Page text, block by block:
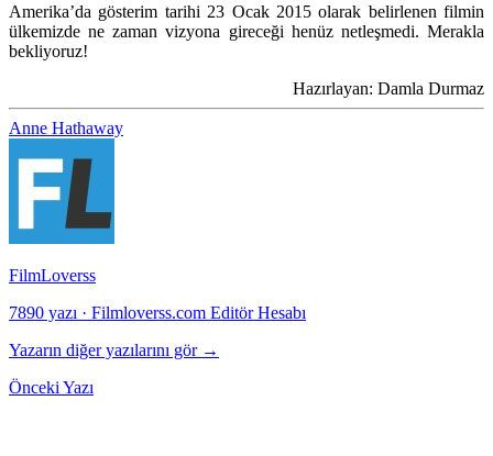
Amerika’da gösterim tarihi 23 Ocak 2015 olarak belirlenen filmin
ülkemizde ne zaman vizyona gireceği henüz netleşmedi. Merakla
bekliyoruz!
Hazırlayan: Damla Durmaz
Anne Hathaway
FilmLoverss
7890 yazı · Filmloverss.com Editör Hesabı
Yazarın diğer yazılarını gör →
Önceki Yazı